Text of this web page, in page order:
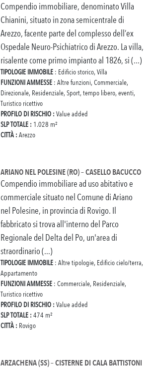
Compendio immobiliare, denominato Villa
Chianini, situato in zona semicentrale di
Arezzo, facente parte del complesso dell’ex
Ospedale Neuro-Psichiatrico di Arezzo. La villa,
risalente come primo impianto al 1826, si (...)
TIPOLOGIE IMMOBILE : Edificio storico, Villa
FUNZIONI AMMESSE : Altre funzioni, Commerciale,
Direzionale, Residenziale, Sport, tempo libero, eventi,
Turistico ricettivo
PROFILO DI RISCHIO : Value added
SLP TOTALE : 1.028 m²
CITTÀ : Arezzo
ARIANO NEL POLESINE (RO) – CASELLO BACUCCO
Compendio immobiliare ad uso abitativo e
commerciale situato nel Comune di Ariano
nel Polesine, in provincia di Rovigo. Il
fabbricato si trova all'interno del Parco
Regionale del Delta del Po, un'area di
straordinario (...)
TIPOLOGIE IMMOBILE : Altre tipologie, Edificio cielo/terra,
Appartamento
FUNZIONI AMMESSE : Commerciale, Residenziale,
Turistico ricettivo
PROFILO DI RISCHIO : Value added
SLP TOTALE : 474 m²
CITTÀ : Rovigo
ARZACHENA (SS) – CISTERNE DI CALA BATTISTONI